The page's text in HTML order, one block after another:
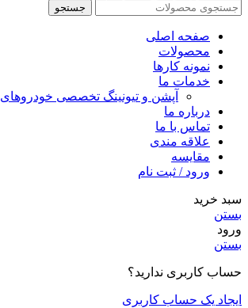
جستجو
صفحه اصلی
محصولات
نمونه کارها
خدمات ما
آپشن و تیونینگ تخصصی خودروهای KMC
درباره ما
تماس با ما
علاقه مندی
مقايسه
ورود / ثبت نام
سبد خرید
بستن
ورود
بستن
حساب کاربری ندارید؟
ایجاد یک حساب کاربری